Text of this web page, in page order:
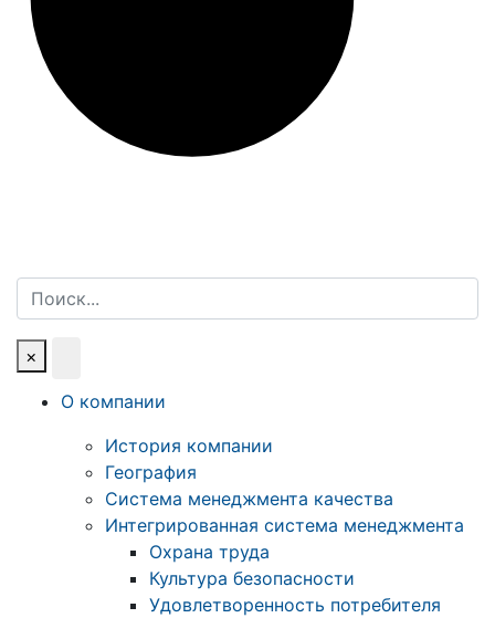
Поиск
×
О компании
История компании
География
Система менеджмента качества
Интегрированная система менеджмента
Охрана труда
Культура безопасности
Удовлетворенность потребителя